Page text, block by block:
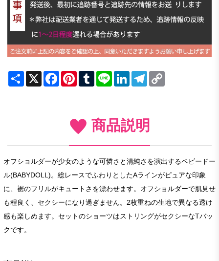
Share X FacebookPinterestTumblrLine LinkedInTelegram
商品説明
オフショルダーが少女のような可憐さと清純さを演出するベビードー
ル(BABYDOLL)。総レースでふわりとしたAラインがピュアな印象
に、裾のフリルがキュートさを漂わせます。オフショルダーで肌見せ
も程良く、セクシーになり過ぎません。2枚重ねの生地で異なる透け
感も楽しめます。セットのショーツはストリングがセクシーなTバッ
クです。